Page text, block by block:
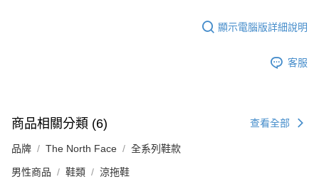
顯示電腦版詳細說明
客服
商品相關分類 (6) 查看全部
品牌 The North Face 全系列鞋款
男性商品 鞋類 涼拖鞋